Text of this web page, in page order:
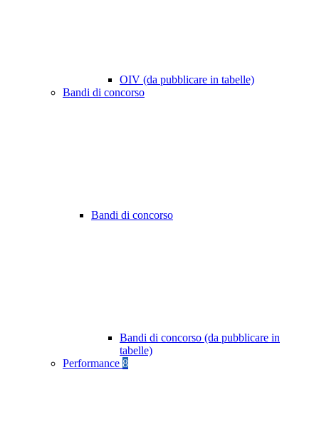
OIV (da pubblicare in tabelle)
Bandi di concorso
Bandi di concorso
Bandi di concorso (da pubblicare in
tabelle)
Performance 8